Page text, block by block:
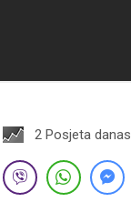
2 Posjeta danas